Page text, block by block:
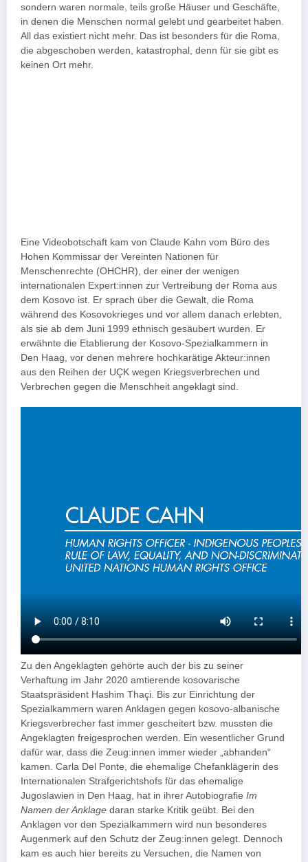
sondern waren normale, teils große Häuser und Geschäfte,
in denen die Menschen normal gelebt und gearbeitet haben.
All das existiert nicht mehr. Das ist besonders für die Roma,
die abgeschoben werden, katastrophal, denn für sie gibt es
keinen Ort mehr.
Eine Videobotschaft kam von Claude Kahn vom Büro des
Hohen Kommissar der Vereinten Nationen für
Menschenrechte (OHCHR), der einer der wenigen
internationalen Expert:innen zur Vertreibung der Roma aus
dem Kosovo ist. Er sprach über die Gewalt, die Roma
während des Kosovokrieges und vor allem danach erlebten,
als sie ab dem Juni 1999 ethnisch gesäubert wurden. Er
erwähnte die Etablierung der Kosovo-Spezialkammern in
Den Haag, vor denen mehrere hochkarätige Akteur:innen
aus den Reihen der UÇK wegen Kriegsverbrechen und
Verbrechen gegen die Menschheit angeklagt sind.
Zu den Angeklagten gehörte auch der bis zu seiner
Verhaftung im Jahr 2020 amtierende kosovarische
Staatspräsident Hashim Thaçi. Bis zur Einrichtung der
Spezialkammern waren Anklagen gegen kosovo-albanische
Kriegsverbrecher fast immer gescheitert bzw. mussten die
Angeklagten freigesprochen werden. Ein wesentlicher Grund
dafür war, dass die Zeug:innen immer wieder „abhanden“
kamen. Carla Del Ponte, die ehemalige Chefanklägerin des
Internationalen Strafgerichtshofs für das ehemalige
Jugoslawien in Den Haag, hat in ihrer Autobiografie Im
Namen der Anklage daran starke Kritik geübt. Bei den
Anklagen vor den Spezialkammern wird nun besonderes
Augenmerk auf den Schutz der Zeug:innen gelegt. Dennoch
kam es auch hier bereits zu Versuchen, die Namen von